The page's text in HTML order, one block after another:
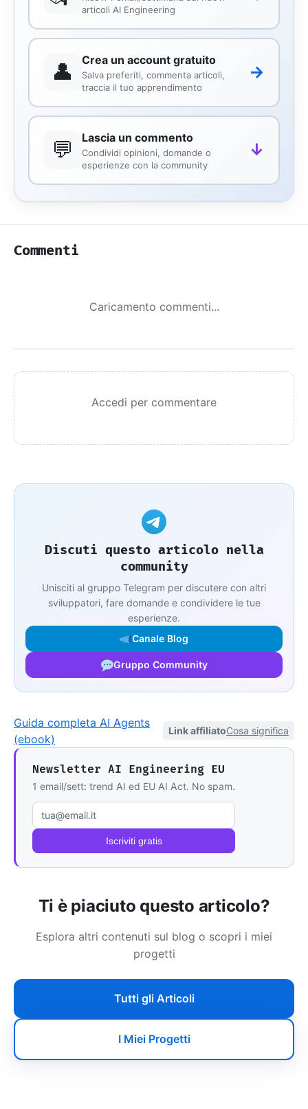
articoli AI Engineering
👤 Crea un account gratuito
Salva preferiti, commenta articoli,
traccia il tuo apprendimento
→
💬 Lascia un commento
Condividi opinioni, domande o
esperienze con la community
↓
Commenti
Caricamento commenti...
Accedi per commentare
Discuti questo articolo nella
community
Unisciti al gruppo Telegram per discutere con altri
sviluppatori, fare domande e condividere le tue
esperienze.
Canale Blog
Gruppo Community
Guida completa AI Agents
(ebook)
Link affiliatoCosa significa
Newsletter AI Engineering EU
1 email/sett: trend AI ed EU AI Act. No spam.
Email Iscriviti gratis
Ti è piaciuto questo articolo?
Esplora altri contenuti sul blog o scopri i miei
progetti
Tutti gli Articoli
I Miei Progetti